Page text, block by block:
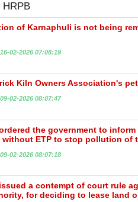
HRPB
of Karnaphuli is not being
02-2026 07:08:19
Kiln Owners Association's
02-2026 08:07:47
the government to
ETP to stop pollution of
02-2026 08:07:18
a contempt of court rule
for deciding to lease land